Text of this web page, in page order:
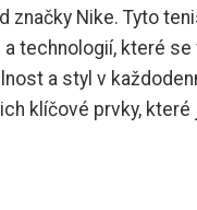
Nike. Tyto
technologií, které se
a styl v
klíčové prvky,